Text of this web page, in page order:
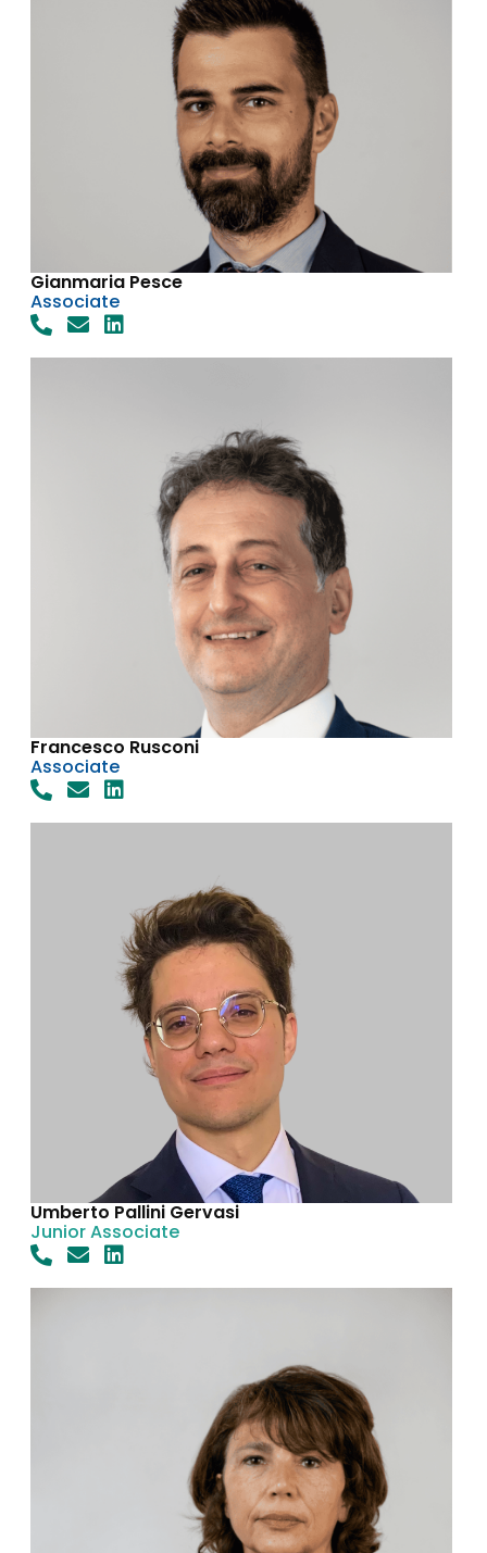
Gianmaria Pesce
Associate
Francesco Rusconi
Associate
Umberto Pallini Gervasi
Junior Associate